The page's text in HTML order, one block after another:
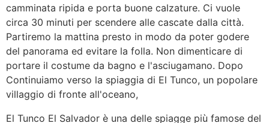
camminata ripida e porta buone calzature. Ci vuole
circa 30 minuti per scendere alle cascate dalla città.
Partiremo la mattina presto in modo da poter godere
del panorama ed evitare la folla. Non dimenticare di
portare il costume da bagno e l'asciugamano. Dopo
Continuiamo verso la spiaggia di El Tunco, un popolare
villaggio di fronte all'oceano,
El Tunco El Salvador è una delle spiagge più famose del